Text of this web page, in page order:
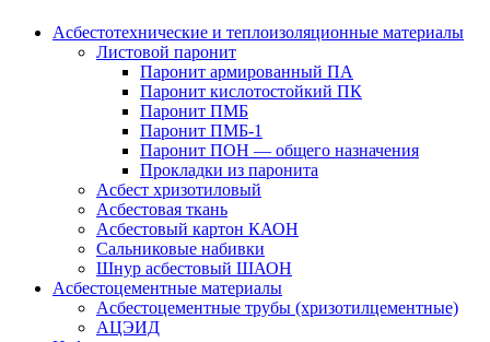
Асбестотехнические и теплоизоляционные материалы
Листовой паронит
Паронит армированный ПА
Паронит кислотостойкий ПК
Паронит ПМБ
Паронит ПМБ-1
Паронит ПОН — общего назначения
Прокладки из паронита
Асбест хризотиловый
Асбестовая ткань
Асбестовый картон КАОН
Сальниковые набивки
Шнур асбестовый ШАОН
Асбестоцементные материалы
Асбестоцементные трубы (хризотилцементные)
АЦЭИД